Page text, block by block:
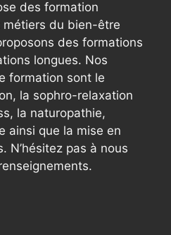
des formation
métiers du bien-être
des formations
longues. Nos
formation sont le
la sophro-relaxation
la naturopathie,
ainsi que la mise en
N’hésitez pas à nous